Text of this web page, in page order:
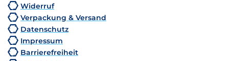
Widerruf
Verpackung & Versand
Datenschutz
Impressum
Barrierefreiheit